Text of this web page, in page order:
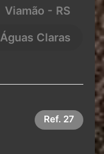
Viamão - RS
Águas Claras
Ref. 27